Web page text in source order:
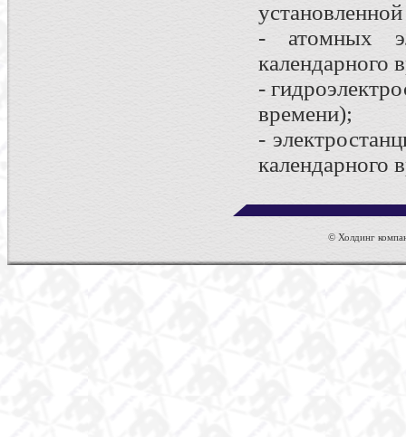
- атомных
календарного
-
времени);
-
календарного
© Холдинг